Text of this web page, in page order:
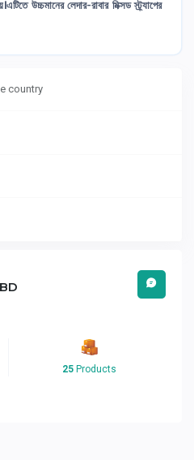
উচ্চমানের লেদার-রাবার মিক্সড স্ট্র্যাপের
country
25 Products